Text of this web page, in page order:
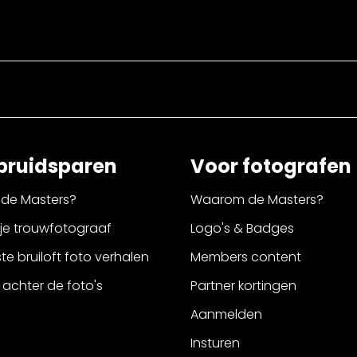
Masters?
trouwfotograaf
bruiloft foto verhalen
achter de foto's
Voor fotografen
Waarom de Masters?
Logo's & Badges
Members content
Partner kortingen
Aanmelden
Insturen